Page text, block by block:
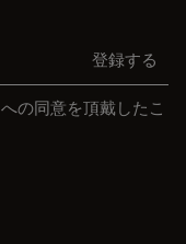
登録する
への同意を頂戴したこ